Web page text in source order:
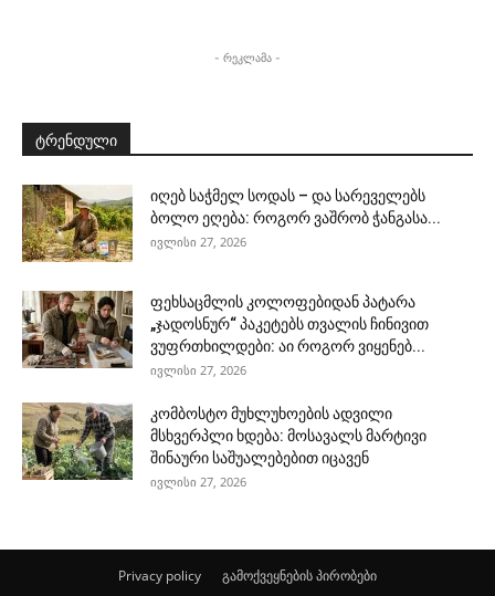
- რეკლამა -
ტრენდული
იღებ საჭმელ სოდას – და სარეველებს
ბოლო ეღება: როგორ ვაშრობ ჭანგასა...
ივლისი 27, 2026
ფეხსაცმლის კოლოფებიდან პატარა
„ჯადოსნურ“ პაკეტებს თვალის ჩინივით
ვუფრთხილდები: აი როგორ ვიყენებ...
ივლისი 27, 2026
კომბოსტო მუხლუხოების ადვილი
მსხვერპლი ხდება: მოსავალს მარტივი
შინაური საშუალებებით იცავენ
ივლისი 27, 2026
Privacy policy გამოქვეყნების პირობები